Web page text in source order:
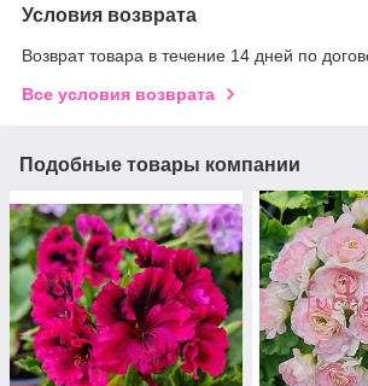
Условия возврата
Возврат товара в течение 14 дней по
Все условия возврата
Подобные товары компании